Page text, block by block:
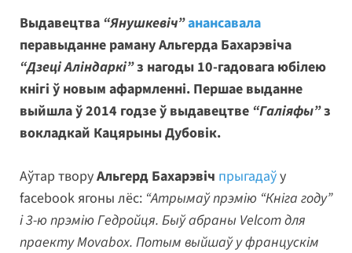
Выдавецтва “Янушкевіч”анансавала
перавыданне раману Альгерда Бахарэвіча
“Дзеці Аліндаркі”з нагоды 10-гадовага юбілею
кнігі ў новым афармленні. Першае выданне
выйшла ў 2014 годзе ў выдавецтве “Галіяфы”з
вокладкай Кацярыны Дубовік.
Аўтар творуАльгерд Бахарэвіч прыгадаўу
facebook ягоны лёс: “Атрымаў прэмію “Кніга году”
і 3-ю прэмію Гедройця. Быў абраны Velcom для
праекту Movabox. Потым выйшаў у францускім